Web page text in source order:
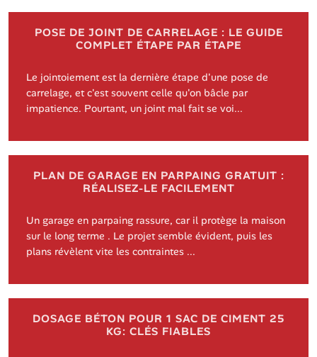
POSE DE JOINT DE CARRELAGE : LE GUIDE
COMPLET ÉTAPE PAR ÉTAPE
Le jointoiement est la dernière étape d'une pose de
carrelage, et c'est souvent celle qu'on bâcle par
impatience. Pourtant, un joint mal fait se voi...
PLAN DE GARAGE EN PARPAING GRATUIT :
RÉALISEZ-LE FACILEMENT
Un garage en parpaing rassure, car il protège la maison
sur le long terme . Le projet semble évident, puis les
plans révèlent vite les contraintes ...
DOSAGE BÉTON POUR 1 SAC DE CIMENT 25
KG: CLÉS FIABLES